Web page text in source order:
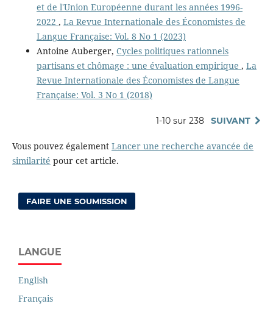
et de l'Union Européenne durant les années 1996-
2022 , La Revue Internationale des Économistes de
Langue Française: Vol. 8 No 1 (2023)
Antoine Auberger, Cycles politiques rationnels
partisans et chômage : une évaluation empirique , La
Revue Internationale des Économistes de Langue
Française: Vol. 3 No 1 (2018)
1-10 sur 238 SUIVANT
Vous pouvez également Lancer une recherche avancée de
similarité pour cet article.
FAIRE UNE SOUMISSION
LANGUE
English
Français